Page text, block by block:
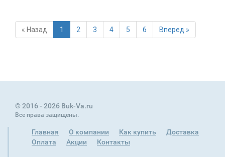
« Назад 1 2 3 4 5 6 Вперед »
© 2016 - 2026 Buk-Va.ru
Все права защищены.
Главная О компании Как купить
Доставка
Оплата
Акции Контакты